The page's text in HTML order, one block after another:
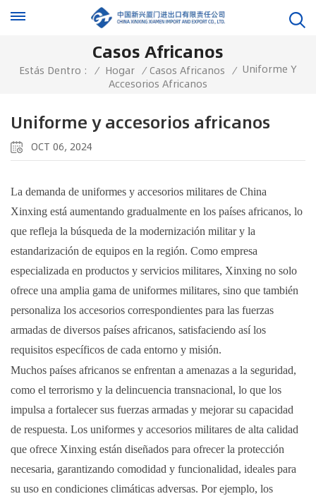
Casos Africanos
Estás Dentro : / Hogar / Casos Africanos / Uniforme Y
Accesorios Africanos
Uniforme y accesorios africanos
OCT 06, 2024
La demanda de uniformes y accesorios militares de China
Xinxing está aumentando gradualmente en los países africanos, lo
que refleja la búsqueda de la modernización militar y la
estandarización de equipos en la región. Como empresa
especializada en productos y servicios militares, Xinxing no solo
ofrece una amplia gama de uniformes militares, sino que también
personaliza los accesorios correspondientes para las fuerzas
armadas de diversos países africanos, satisfaciendo así los
requisitos específicos de cada entorno y misión.
Muchos países africanos se enfrentan a amenazas a la seguridad,
como el terrorismo y la delincuencia transnacional, lo que los
impulsa a fortalecer sus fuerzas armadas y mejorar su capacidad
de respuesta. Los uniformes y accesorios militares de alta calidad
que ofrece Xinxing están diseñados para ofrecer la protección
necesaria, garantizando comodidad y funcionalidad, ideales para
su uso en condiciones climáticas adversas. Por ejemplo, los